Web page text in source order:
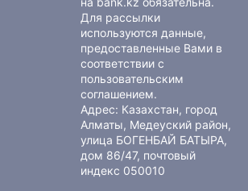
Для рассылки
используются данные,
предоставленные Вами в
соответствии с
пользовательским
соглашением.
Адрес: Казахстан, город
Алматы, Медеуский район,
улица БОГЕНБАЙ БАТЫРА,
дом 86/47, почтовый
индекс 050010